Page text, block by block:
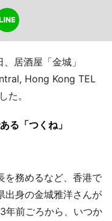
居酒屋「金城」
Hong Kong TEL
た。
る「つくね」
務めるなど、香港で
出身の金城雅洋さんが
年前ごろから、いつか